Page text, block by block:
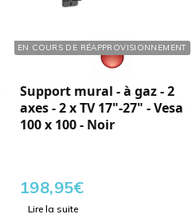
EN COURS DE RÉAPPROVISIONNEMENT
Réf. : 284109
Support mural - à gaz - 2
axes - 2 x TV 17"-27" - Vesa
100 x 100 - Noir
198,95€
Lire la suite